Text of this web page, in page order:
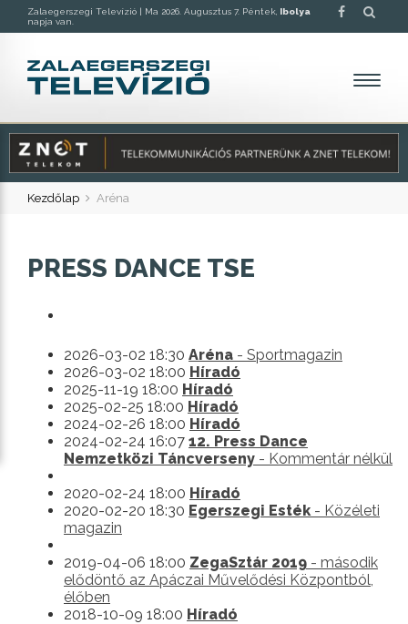
Zalaegerszegi Televízió | Ma 2026. Augusztus 7. Péntek, Ibolya
napja van.
Kezdőlap Aréna
PRESS DANCE TSE
2026-03-02 18:30 Aréna - Sportmagazin
2026-03-02 18:00 Híradó
2025-11-19 18:00 Híradó
2025-02-25 18:00 Híradó
2024-02-26 18:00 Híradó
2024-02-24 16:07 12. Press Dance
Nemzetközi Táncverseny - Kommentár nélkül
2020-02-24 18:00 Híradó
2020-02-20 18:30 Egerszegi Esték - Közéleti
magazin
2019-04-06 18:00 ZegaSztár 2019 - második
elődöntő az Apáczai Művelődési Központból,
élőben
2018-10-09 18:00 Híradó